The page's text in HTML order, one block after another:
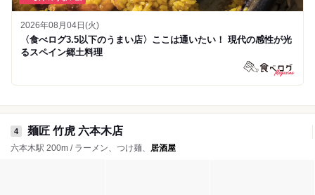
2026年08月04日(火)
〈食べログ3.5以下のうまい店〉ここは通いたい！ 現代の感性が光
るスペイン郷土料理
4 麺匠 竹虎 六本木店
六本木駅 200m / ラーメン、つけ麺、 居酒屋